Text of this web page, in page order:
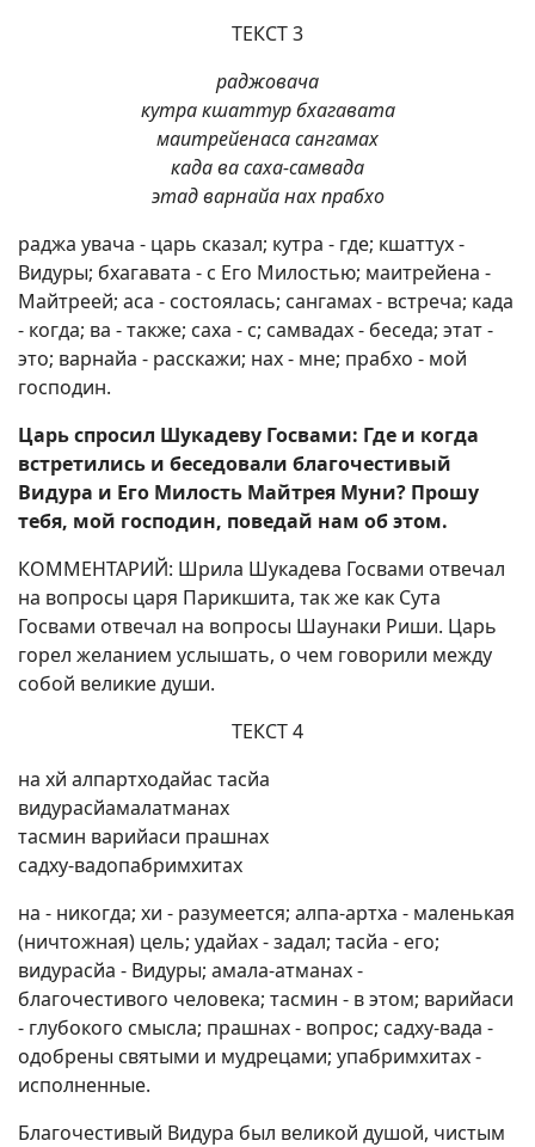
ТЕКСТ 3
раджовача
кутра кшаттур бхагавата
маитрейенаса сангамах
када ва саха-самвада
этад варнайа нах прабхо
раджа увача - царь сказал; кутра - где; кшаттух -
Видуры; бхагавата - с Его Милостью; маитрейена -
Майтреей; аса - состоялась; сангамах - встреча; када
- когда; ва - также; саха - с; самвадах - беседа; этат -
это; варнайа - расскажи; нах - мне; прабхо - мой
господин.
Царь спросил Шукадеву Госвами: Где и когда
встретились и беседовали благочестивый
Видура и Его Милость Майтрея Муни? Прошу
тебя, мой господин, поведай нам об этом.
КОММЕНТАРИЙ: Шрила Шукадева Госвами отвечал
на вопросы царя Парикшита, так же как Сута
Госвами отвечал на вопросы Шаунаки Риши. Царь
горел желанием услышать, о чем говорили между
собой великие души.
ТЕКСТ 4
на хй алпартходайас тасйа
видурасйамалатманах
тасмин варийаси прашнах
садху-вадопабримхитах
на - никогда; хи - разумеется; алпа-артха - маленькая
(ничтожная) цель; удайах - задал; тасйа - его;
видурасйа - Видуры; амала-атманах -
благочестивого человека; тасмин - в этом; варийаси
- глубокого смысла; прашнах - вопрос; садху-вада -
одобрены святыми и мудрецами; упабримхитах -
исполненные.
Благочестивый Видура был великой душой, чистым